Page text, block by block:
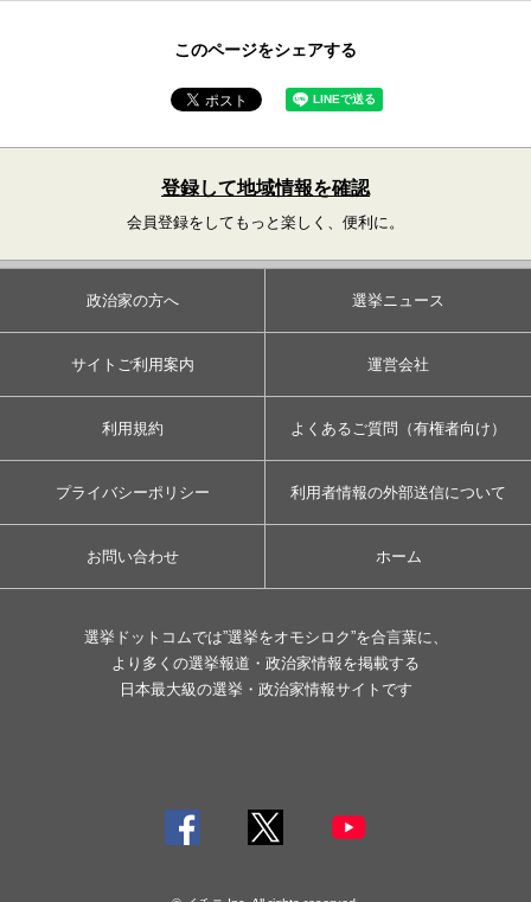
このページをシェアする
登録して地域情報を確認
会員登録をしてもっと楽しく、便利に。
政治家の方へ 選挙ニュース
サイトご利用案内 運営会社
利用規約 よくあるご質問（有権者向け）
プライバシーポリシー 利用者情報の外部送信について
お問い合わせ ホーム
選挙ドットコムでは”選挙をオモシロク”を合言葉に、
より多くの選挙報道・政治家情報を掲載する
日本最大級の選挙・政治家情報サイトです